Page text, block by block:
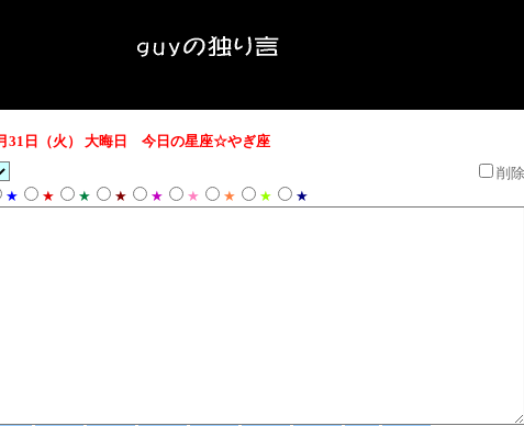
31日（火）
大晦日 今日の星座☆やぎ座
削除
★ ★ ★ ★ ★ ★ ★ ★ ★